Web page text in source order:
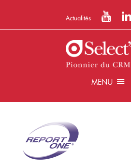
Actualités
MENU